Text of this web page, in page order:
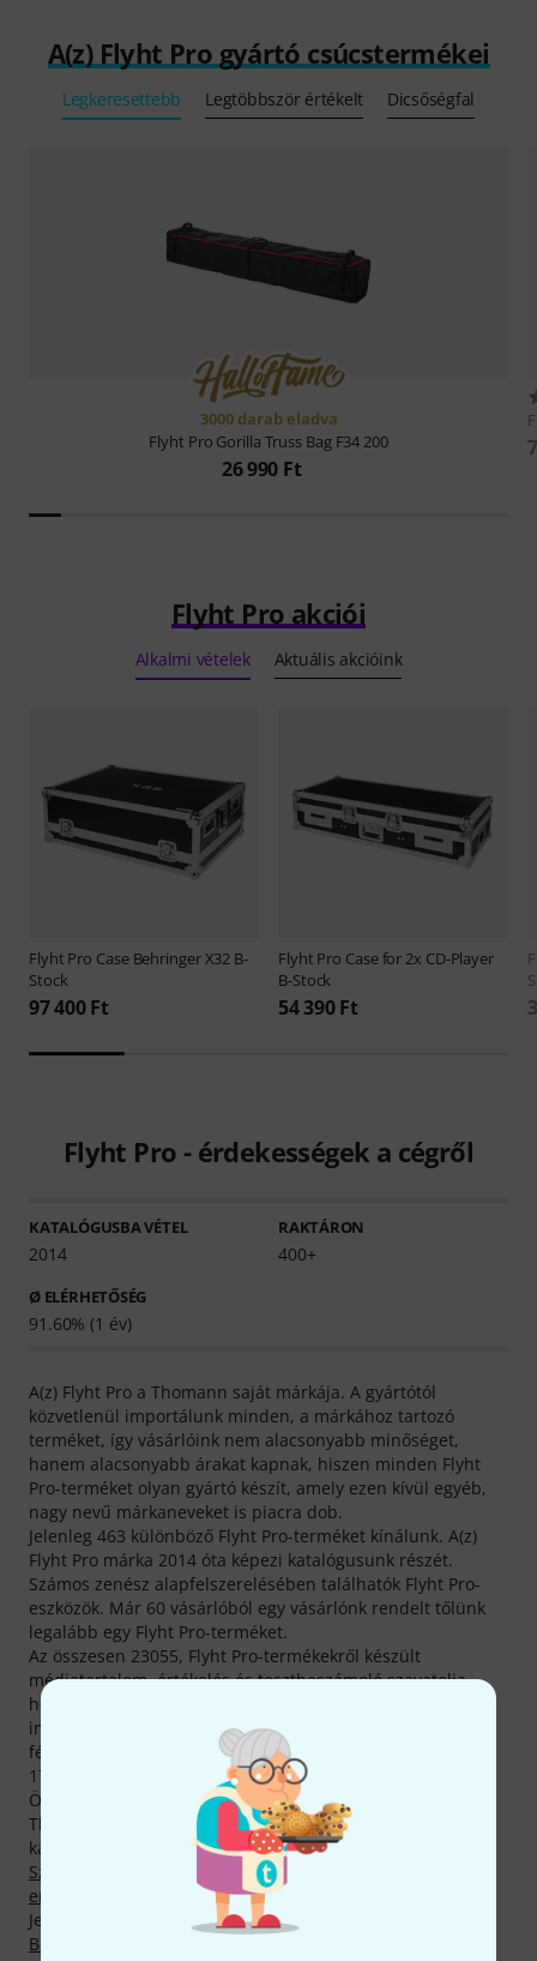
A(z) Flyht Pro gyártó csúcstermékei
Legkeresettebb Legtöbbször értékelt Dicsőségfal
3000 darab eladva
Flyht Pro Gorilla Truss Bag F34 200
26 990 Ft
Flyht Pro akciói
Alkalmi vételek Aktuális akcióink
Flyht Pro Case Behringer X32 B-
Stock
97 400 Ft
Flyht Pro Case for 2x CD-Player
B-Stock
54 390 Ft
Flyht Pro - érdekességek a cégről
KATALÓGUSBA VÉTEL
2014
RAKTÁRON
400+
Ø ELÉRHETŐSÉG
91.60% (1 év)
A(z) Flyht Pro a Thomann saját márkája. A gyártótól
közvetlenül importálunk minden, a márkához tartozó
terméket, így vásárlóink nem alacsonyabb minőséget,
hanem alacsonyabb árakat kapnak, hiszen minden Flyht
Pro-terméket olyan gyártó készít, amely ezen kívül egyéb,
nagy nevű márkaneveket is piacra dob.
Jelenleg 463 különböző Flyht Pro-terméket kínálunk. A(z)
Flyht Pro márka 2014 óta képezi katalógusunk részét.
Számos zenész alapfelszerelésében találhatók Flyht Pro-
eszközök. Már 60 vásárlóból egy vásárlónk rendelt tőlünk
legalább egy Flyht Pro-terméket.
Az összesen 23055, Flyht Pro-termékekről készült
médiatartalom, értékelés és tesztbeszámoló szavatolja,
hogy weboldalunkon a legalaposabb kiegészítő
információkhoz juss hozzá. Ezért szerepel nálunk 5517
fénykép, 365 különböző 360 fokos, zoomolható kép és
17173 vásárlói értékelés.
Összesen 131 Flyht Pro-termék tartózkodik jelenleg a
Thomann legkeresettebb termékei közt, az alábbi
kategóriákban:
Rackek,Tartozékládák,Táskák és tokok
Szállítóeszközök
Táskák fénytechnikához
emelőplatformok
Tokok billentyűs hangszerekhez
Jelenleg legkeresettebb termékünk neve
Box 5 IP65